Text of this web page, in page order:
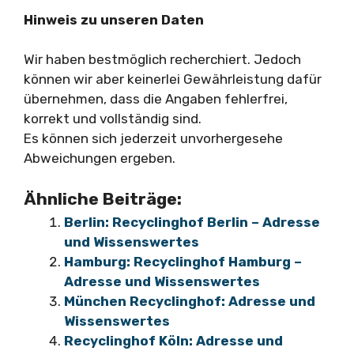
Hinweis zu unseren Daten
Wir haben bestmöglich recherchiert. Jedoch
können wir aber keinerlei Gewährleistung dafür
übernehmen, dass die Angaben fehlerfrei,
korrekt und vollständig sind.
Es können sich jederzeit unvorhergesehe
Abweichungen ergeben.
Ähnliche Beiträge:
Berlin: Recyclinghof Berlin – Adresse
und Wissenswertes
Hamburg: Recyclinghof Hamburg –
Adresse und Wissenswertes
München Recyclinghof: Adresse und
Wissenswertes
Recyclinghof Köln: Adresse und